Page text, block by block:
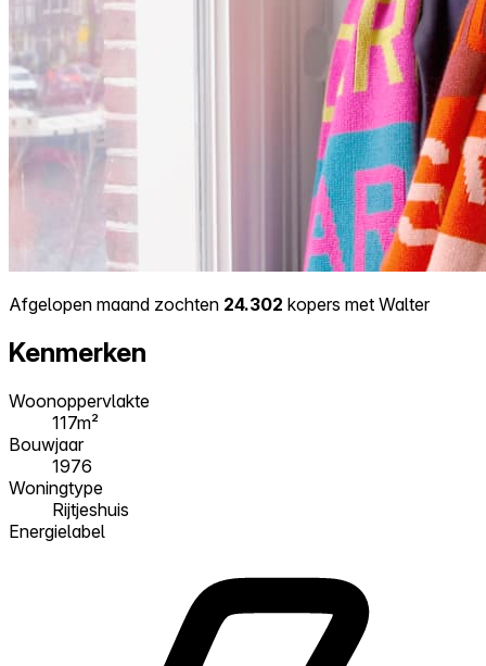
Afgelopen maand zochten 24.302 kopers met Walter
Kenmerken
Woonoppervlakte
117m²
Bouwjaar
1976
Woningtype
Rijtjeshuis
Energielabel